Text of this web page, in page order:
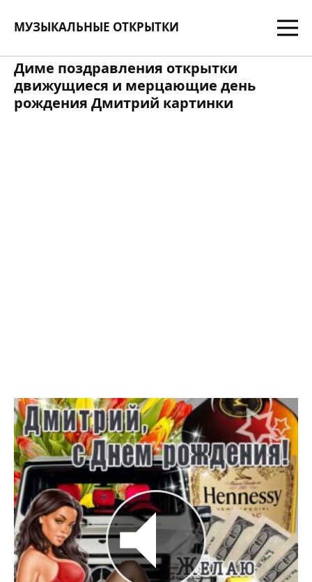
МУЗЫКАЛЬНЫЕ ОТКРЫТКИ
Диме поздравления открытки
движущиеся и мерцающие день
рождения Дмитрий картинки